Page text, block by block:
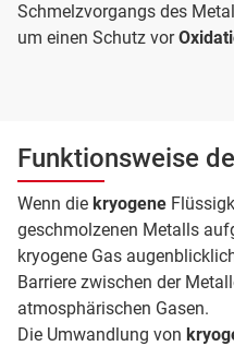
Schmelzvorgangs des
um einen Schutz vor
Funktionsweise
Wenn die kryogene
geschmolzenen Metalls
kryogene Gas
Barriere zwischen der
atmosphärischen Gasen.
Die Umwandlung von